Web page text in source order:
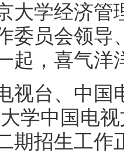
学经济管
委员会领导
起，喜气洋
台、中国
学中国电
期招生工作